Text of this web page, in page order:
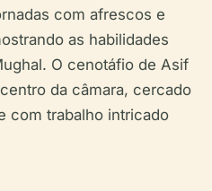
com afrescos e
as habilidades
O cenotáfio de Asif
da câmara, cercado
com trabalho intricado